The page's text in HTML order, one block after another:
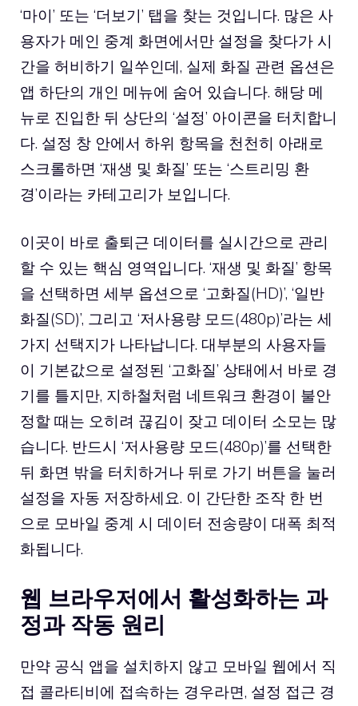
‘마이’ 또는 ‘더보기’ 탭을 찾는 것입니다. 많은 사
용자가 메인 중계 화면에서만 설정을 찾다가 시
간을 허비하기 일쑤인데, 실제 화질 관련 옵션은
앱 하단의 개인 메뉴에 숨어 있습니다. 해당 메
뉴로 진입한 뒤 상단의 ‘설정’ 아이콘을 터치합니
다. 설정 창 안에서 하위 항목을 천천히 아래로
스크롤하면 ‘재생 및 화질’ 또는 ‘스트리밍 환
경’이라는 카테고리가 보입니다.
이곳이 바로 출퇴근 데이터를 실시간으로 관리
할 수 있는 핵심 영역입니다. ‘재생 및 화질’ 항목
을 선택하면 세부 옵션으로 ‘고화질(HD)’, ‘일반
화질(SD)’, 그리고 ‘저사용량 모드(480p)’라는 세
가지 선택지가 나타납니다. 대부분의 사용자들
이 기본값으로 설정된 ‘고화질’ 상태에서 바로 경
기를 틀지만, 지하철처럼 네트워크 환경이 불안
정할 때는 오히려 끊김이 잦고 데이터 소모는 많
습니다. 반드시 ‘저사용량 모드(480p)’를 선택한
뒤 화면 밖을 터치하거나 뒤로 가기 버튼을 눌러
설정을 자동 저장하세요. 이 간단한 조작 한 번
으로 모바일 중계 시 데이터 전송량이 대폭 최적
화됩니다.
웹 브라우저에서 활성화하는 과
정과 작동 원리
만약 공식 앱을 설치하지 않고 모바일 웹에서 직
접 콜라티비에 접속하는 경우라면, 설정 접근 경